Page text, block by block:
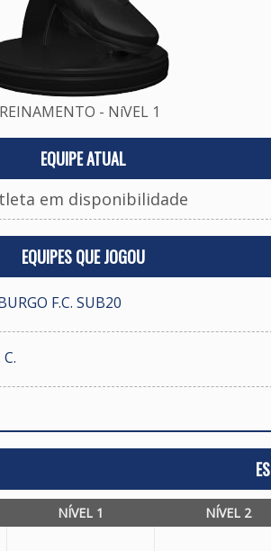
- NíVEL 1
EQUIPE ATUAL
em disponibilidade
EQUIPES QUE JOGOU
F.C. SUB20
NÍVEL 1 NÍVEL 2